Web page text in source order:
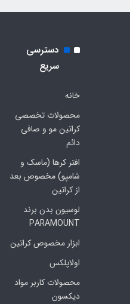
دسترسی
سریع
خانه
محصولات تخصصی
کراتین مو و صافی
دائم
افتر کرها (ماسک و
شامپو) مخصوص بعد
از کراتین
لوسیون بدن برند
PARAMOUNT
ابزار مخصوص کراتین
اولاپلکس
محصولات کاربر مواد
دیکسون